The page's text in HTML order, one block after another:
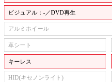
ビジュアル：-／DVD再生
アルミホイール
革シート
キーレス
HID(キセノンライト)